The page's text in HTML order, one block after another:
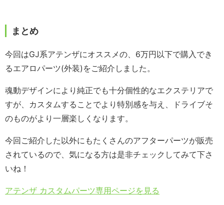
まとめ
今回はGJ系アテンザにオススメの、6万円以下で購入でき
るエアロパーツ(外装)をご紹介しました。
魂動デザインにより純正でも十分個性的なエクステリアで
すが、カスタムすることでより特別感を与え、ドライブそ
のものがより一層楽しくなります。
今回ご紹介した以外にもたくさんのアフターパーツが販売
されているので、気になる方は是非チェックしてみて下さ
いね！
アテンザ カスタムパーツ専用ページを見る